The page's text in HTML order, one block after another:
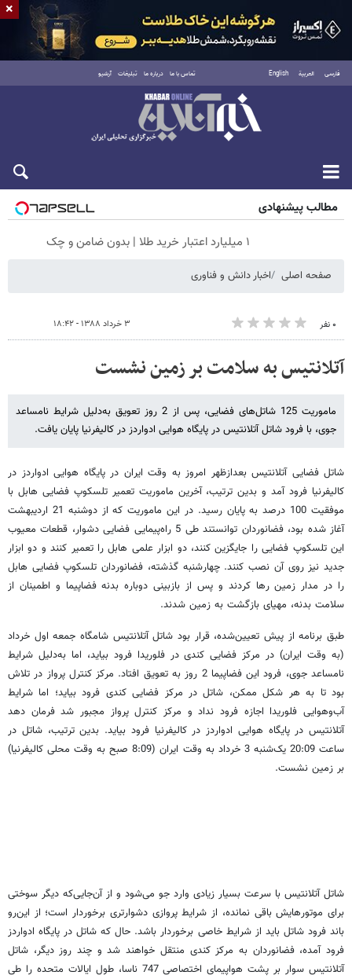
فارسی العربية English تماس با ما درباره ما تبلیغات آرشیو
جمعه ۱۶ مرداد ۱۴۰۵
مطالب پیشنهادی
۱ میلیارد اعتبار خرید طلا | بدون ضامن و چک
صفحه اصلی اخبار دانش و فناوری
۰ نفر ۳ خرداد ۱۳۸۸ - ۱۸:۴۲
آتلانتیس به سلامت بر زمین نشست
ماموریت 125 شاتل‌های فضایی، پس از 2 روز تعویق به‌دلیل شرایط نامساعد
جوی، با فرود شاتل آتلانتیس در پایگاه هوایی ادواردز در کالیفرنیا پایان یافت.
شاتل فضایی آتلانتیس بعدازظهر امروز به وقت ایران در پایگاه هوایی ادواردز در
کالیفرنیا فرود آمد و بدین ترتیب، آخرین ماموریت تعمیر تلسکوپ فضایی هابل با
موفقیت 100 درصد به پایان رسید. در این ماموریت که از دوشنبه 21 اردیبهشت
آغاز شده بود، فضانوردان توانستند طی 5 راه‌پیمایی فضایی دشوار، قطعات معیوب
این تلسکوپ فضایی را جایگزین کنند، دو ابزار علمی هابل را تعمیر کنند و دو ابزار
جدید نیز روی آن نصب کنند. چهارشنبه گذشته، فضانوردان تلسکوپ فضایی هابل
را در مدار زمین رها کردند و پس از بازبینی دوباره بدنه فضاپیما و اطمینان از
سلامت بدنه، مهیای بازگشت به زمین شدند.
طبق برنامه از پیش تعیین‌شده، قرار بود شاتل آتلانتیس شامگاه جمعه اول خرداد
(به وقت ایران) در مرکز فضایی کندی در فلوریدا فرود بیاید، اما به‌دلیل شرایط
نامساعد جوی، فرود این فضاپیما 2 روز به تعویق افتاد. مرکز کنترل پرواز در تلاش
بود تا به هر شکل ممکن، شاتل در مرکز فضایی کندی فرود بیاید؛ اما شرایط
آب‌وهوایی فلوریدا اجازه فرود نداد و مرکز کنترل پرواز مجبور شد فرمان دهد
آتلانتیس در پایگاه هوایی ادواردز در کالیفرنیا فرود بیاید. بدین ترتیب، شاتل در
ساعت 20:09 یک‌شنبه 3 خرداد به وقت ایران (8:09 صبح به وقت محلی کالیفرنیا)
بر زمین نشست.
شاتل آتلانتیس با سرعت بسیار زیادی وارد جو می‌شود و از آن‌جایی‌که دیگر سوختی
برای موتورهایش باقی نمانده، از شرایط پروازی دشوارتری برخوردار است؛ از این‌رو
باند فرود شاتل باید از شرایط خاصی برخوردار باشد. حال که شاتل در پایگاه ادواردز
فرود آمده، فضانوردان به مرکز کندی منتقل خواهند شد و چند روز دیگر، شاتل
آتلانتیس سوار بر پشت هواپیمای اختصاصی 747 ناسا، طول ایالات متحده را طی
×